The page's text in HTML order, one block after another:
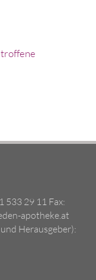
533 29 11 Fax:
apotheke.at
Herausgeber):